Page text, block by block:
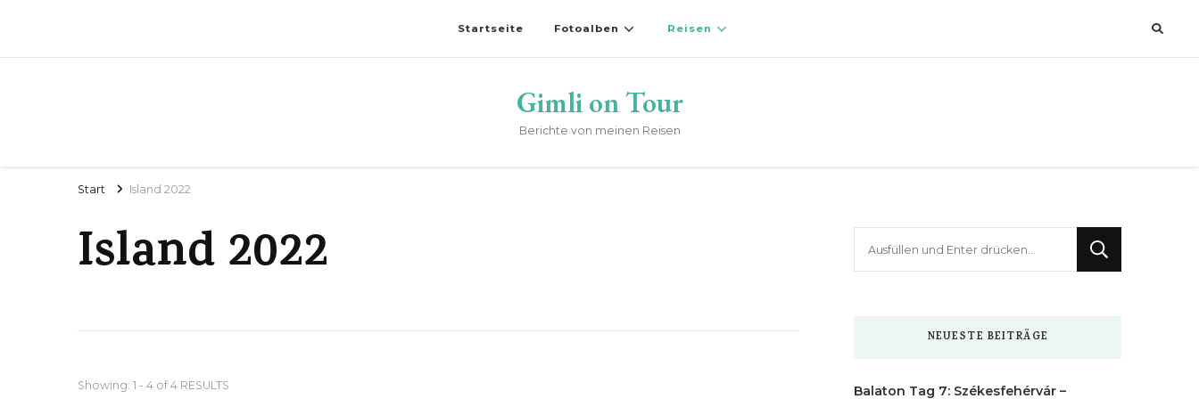
Startseite Fotoalben Reisen
Gimli on Tour
Berichte von meinen Reisen
Start Island 2022
Island 2022
Showing: 1 - 4 of 4 RESULTS
NEUESTE BEITRÄGE
Balaton Tag 7: Székesfehérvár –